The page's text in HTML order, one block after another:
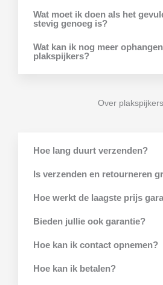
Wat moet ik doen als het
stevig genoeg is?
Wat kan ik nog meer
plakspijkers?
Over
Hoe lang duurt verzenden?
Is verzenden en retourneren
Hoe werkt de laagste prijs
Bieden jullie ook garantie?
Hoe kan ik contact opnemen?
Hoe kan ik betalen?